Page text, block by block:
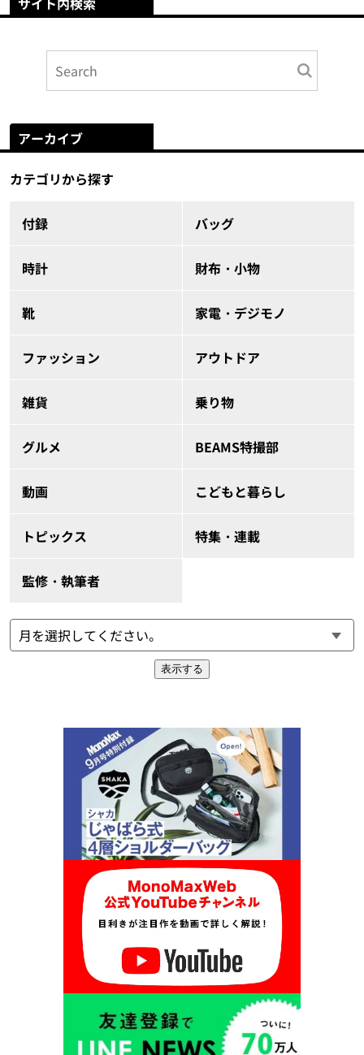
アーカイブ
カテゴリから探す
付録 バッグ
時計 財布・小物
靴 家電・デジモノ
ファッション アウトドア
雑貨 乗り物
グルメ BEAMS特撮部
動画 こどもと暮らし
トピックス 特集・連載
監修・執筆者
表示する